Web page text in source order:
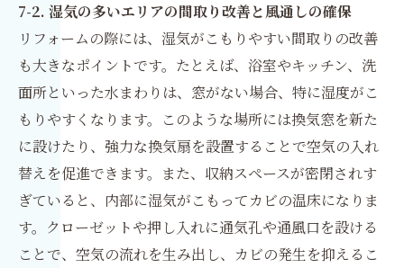
7-2. 湿気の多いエリアの間取り改善と風通しの確保
リフォームの際には、湿気がこもりやすい間取りの改善
も大きなポイントです。たとえば、浴室やキッチン、洗
面所といった水まわりは、窓がない場合、特に湿度がこ
もりやすくなります。このような場所には換気窓を新た
に設けたり、強力な換気扇を設置することで空気の入れ
替えを促進できます。また、収納スペースが密閉されす
ぎていると、内部に湿気がこもってカビの温床になりま
す。クローゼットや押し入れに通気孔や通風口を設ける
ことで、空気の流れを生み出し、カビの発生を抑えるこ